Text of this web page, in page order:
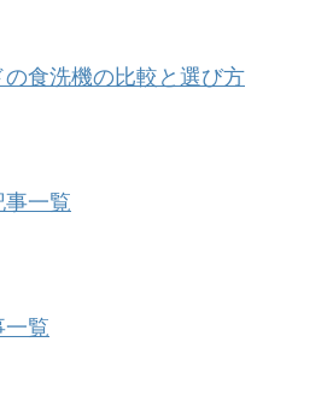
食洗機の比較と選び方
事一覧
一覧